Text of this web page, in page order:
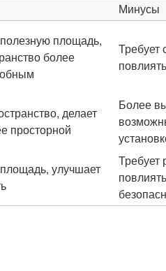
Минусы
площадь,
более
Требует
делает
просторной
Более
улучшает
Требует